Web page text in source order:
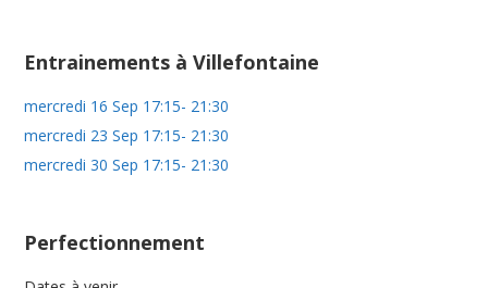
Entrainements à Villefontaine
mercredi 16 Sep 17:15- 21:30
mercredi 23 Sep 17:15- 21:30
mercredi 30 Sep 17:15- 21:30
Perfectionnement